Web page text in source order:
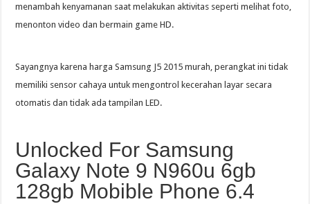
menambah kenyamanan saat melakukan aktivitas seperti melihat foto,
menonton video dan bermain game HD.
Sayangnya karena harga Samsung J5 2015 murah, perangkat ini tidak
memiliki sensor cahaya untuk mengontrol kecerahan layar secara
otomatis dan tidak ada tampilan LED.
Unlocked For Samsung
Galaxy Note 9 N960u 6gb
128gb Mobible Phone 6.4